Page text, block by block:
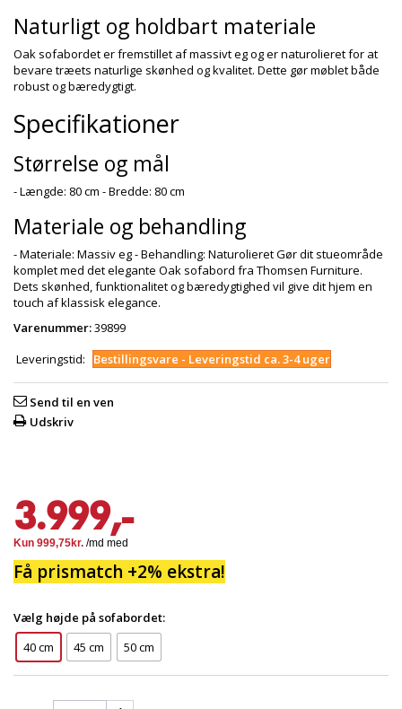
Naturligt og holdbart materiale
Oak sofabordet er fremstillet af massivt eg og er naturolieret for at
bevare træets naturlige skønhed og kvalitet. Dette gør møblet både
robust og bæredygtigt.
Specifikationer
Størrelse og mål
- Længde: 80 cm - Bredde: 80 cm
Materiale og behandling
- Materiale: Massiv eg - Behandling: Naturolieret Gør dit stueområde
komplet med det elegante Oak sofabord fra Thomsen Furniture.
Dets skønhed, funktionalitet og bæredygtighed vil give dit hjem en
touch af klassisk elegance.
Varenummer:39899
Leveringstid:
Bestillingsvare - Leveringstid ca. 3-4 uger
Send til en ven
Udskriv
3.999,-
Få prismatch +2% ekstra!
Vælg højde på sofabordet:
40 cm
45 cm 50 cm